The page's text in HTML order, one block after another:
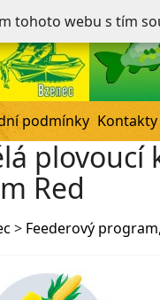
podmínky Kontakty
plovoucí
Red
> Feederový
tohoto webu s tím